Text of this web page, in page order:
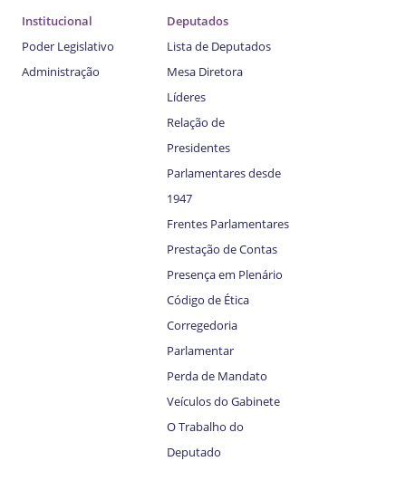
Institucional
Poder Legislativo
Administração
Deputados
Lista de Deputados
Mesa Diretora
Líderes
Relação de
Presidentes
Parlamentares desde
1947
Frentes Parlamentares
Prestação de Contas
Presença em Plenário
Código de Ética
Corregedoria
Parlamentar
Perda de Mandato
Veículos do Gabinete
O Trabalho do
Deputado